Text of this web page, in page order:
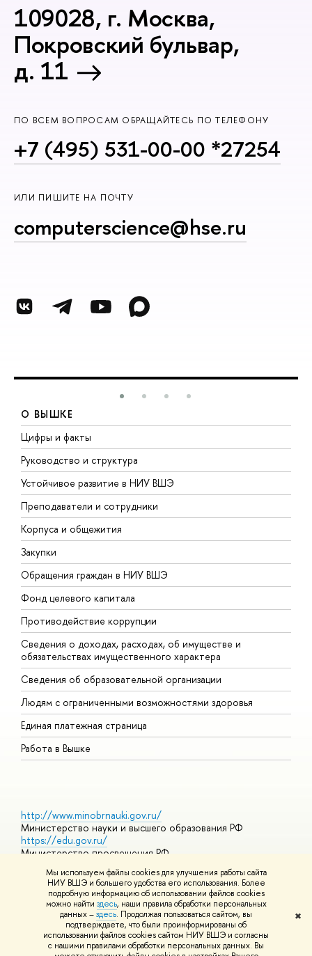
Мы используем файлы cookies для улучшения работы сайта
НИУ ВШЭ и большего удобства его использования. Более
подробную информацию об использовании файлов cookies
можно найти здесь, наши правила обработки персональных
данных –здесь. Продолжая пользоваться сайтом, вы
подтверждаете, что были проинформированы об
использовании файлов cookies сайтом НИУ ВШЭ и согласны
с нашими правилами обработки персональных данных. Вы
✖
109028, г. Москва,
Покровский бульвар,
д. 11
ПО ВСЕМ ВОПРОСАМ ОБРАЩАЙТЕСЬ ПО ТЕЛЕФОНУ
+7 (495) 531-00-00 *27254
ИЛИ ПИШИТЕ НА ПОЧТУ
computerscience@hse.ru
О ВЫШКЕ
Цифры и факты
Руководство и структура
Устойчивое развитие в НИУ ВШЭ
Преподаватели и сотрудники
Корпуса и общежития
Закупки
Обращения граждан в НИУ ВШЭ
Фонд целевого капитала
Противодействие коррупции
Сведения о доходах, расходах, об имуществе и
обязательствах имущественного характера
Сведения об образовательной организации
Людям с ограниченными возможностями здоровья
Единая платежная страница
Работа в Вышке
http://www.minobrnauki.gov.ru/
Министерство науки и высшего образования РФ
https://edu.gov.ru/
Министерство просвещения РФ
Массовые открытые онлайн-курсы
© НИУ ВШЭ 1993–2026 Адреса и контактыУсловия
использования материалов Политика конфиденциальности
Шрифты HSE Sans и HSE Slab разработаны вШколе дизайна НИУ